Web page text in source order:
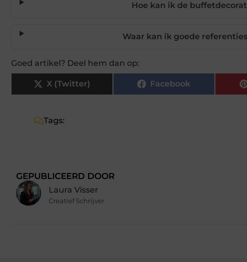
Hoe kan ik de
Waar kan ik goede
Goed artikel? Deel hem dan op:
X (Twitter) Facebook
Tags:
GEPUBLICEERD DOOR
Laura Visser
Creatief Schrijver